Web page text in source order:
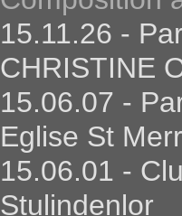
15.11.26 -
CHRISTINE
15.06.07 -
Eglise St
15.06.01 -
Stulindenlor
28.02.16 -
Tindersticks
27.02.16 -
Tindersticks
26.02.16 -